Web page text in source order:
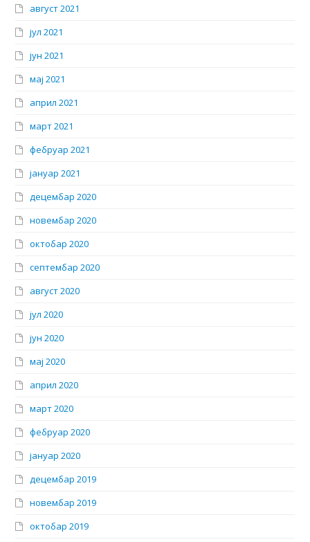
август 2021
јул 2021
јун 2021
мај 2021
април 2021
март 2021
фебруар 2021
јануар 2021
децембар 2020
новембар 2020
октобар 2020
септембар 2020
август 2020
јул 2020
јун 2020
мај 2020
април 2020
март 2020
фебруар 2020
јануар 2020
децембар 2019
новембар 2019
октобар 2019